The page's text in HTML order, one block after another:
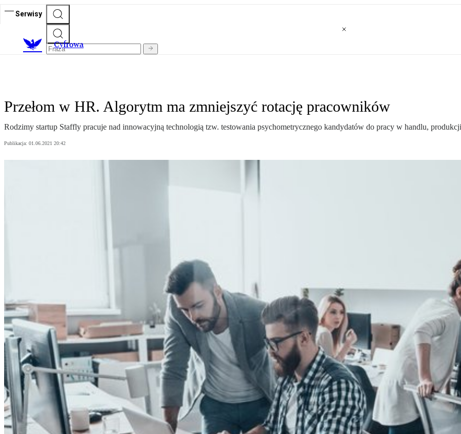
Serwisy
Cyfrowa
Przełom w HR. Algorytm ma zmniejszyć rotację pracowników
Rodzimy startup Staffly pracuje nad innowacyjną technologią tzw. testowania psychometrycznego kandydatów do pracy w handlu,
Publikacja: 01.06.2021 20:42